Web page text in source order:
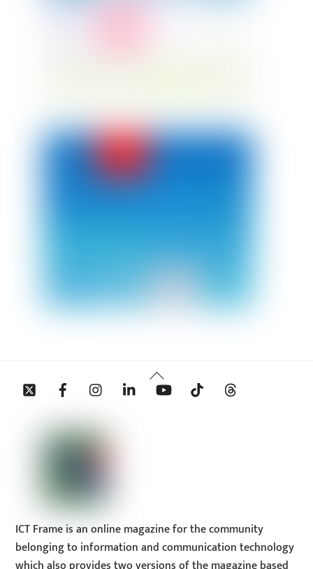
Back
To
Twitter Facebook InstagramLinkedin YouTube Tiktok
ICT Frame is an online magazine for the community
belonging to information and communication technology